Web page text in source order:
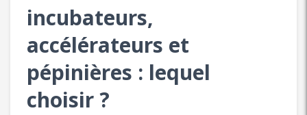
incubateurs,
accélérateurs et
pépinières : lequel
choisir ?